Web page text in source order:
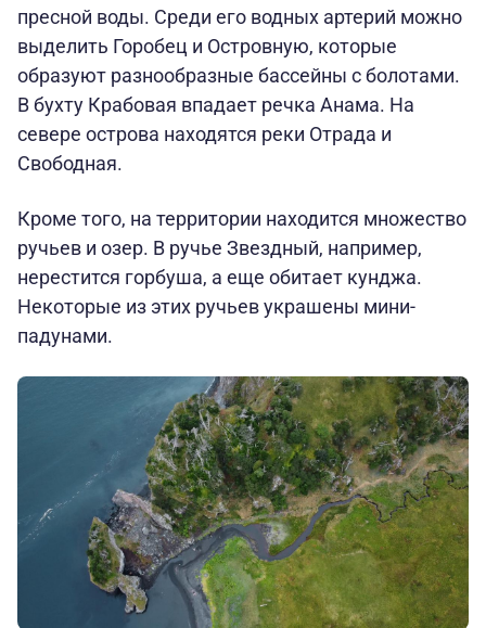
пресной воды. Среди его водных артерий можно
выделить Горобец и Островную, которые
образуют разнообразные бассейны с болотами.
В бухту Крабовая впадает речка Анама. На
севере острова находятся реки Отрада и
Свободная.
Кроме того, на территории находится множество
ручьев и озер. В ручье Звездный, например,
нерестится горбуша, а еще обитает кунджа.
Некоторые из этих ручьев украшены мини-
падунами.